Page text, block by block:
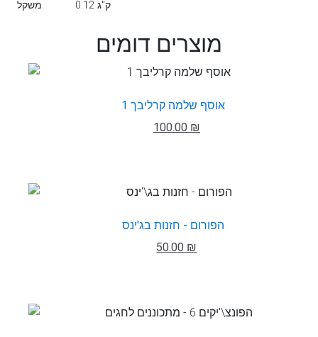
משקל 0.12 ק"ג
מוצרים דומים
אוסף שלמה קרליבך 1
100.00 ₪
הפורום - חזנות בג'ינס
50.00 ₪